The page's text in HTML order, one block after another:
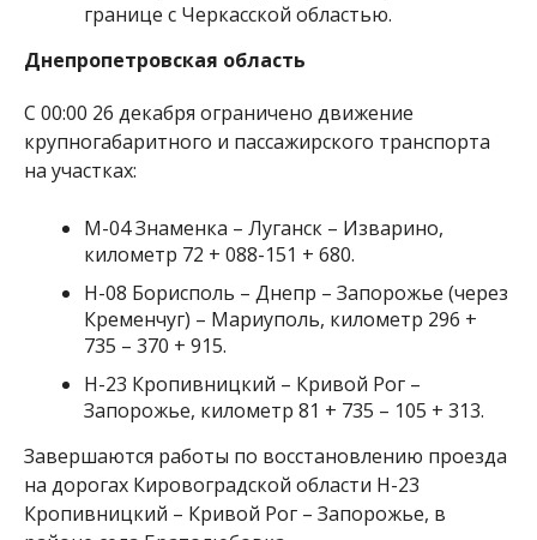
границе с Черкасской областью.
Днепропетровская область
С 00:00 26 декабря ограничено движение
крупногабаритного и пассажирского транспорта
на участках:
М-04 Знаменка – Луганск – Изварино,
километр 72 + 088-151 + 680.
Н-08 Борисполь – Днепр – Запорожье (через
Кременчуг) – Мариуполь, километр 296 +
735 – 370 + 915.
Н-23 Кропивницкий – Кривой Рог –
Запорожье, километр 81 + 735 – 105 + 313.
Завершаются работы по восстановлению проезда
на дорогах Кировоградской области Н-23
Кропивницкий – Кривой Рог – Запорожье, в